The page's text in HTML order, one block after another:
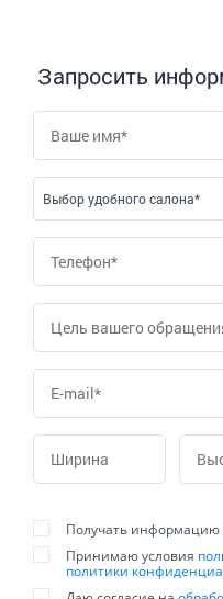
Запросить
Выбор удобного салона*
Получать информацию
Принимаю условия
политики